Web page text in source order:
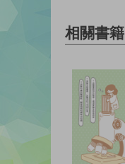
相關書籍